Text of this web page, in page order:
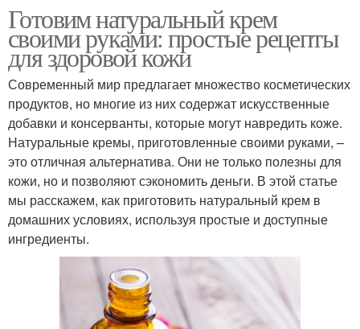
Готовим натуральный крем
своими руками: простые рецепты
для здоровой кожи
Современный мир предлагает множество косметических
продуктов, но многие из них содержат искусственные
добавки и консерванты, которые могут навредить коже.
Натуральные кремы, приготовленные своими руками, –
это отличная альтернатива. Они не только полезны для
кожи, но и позволяют сэкономить деньги. В этой статье
мы расскажем, как приготовить натуральный крем в
домашних условиях, используя простые и доступные
ингредиенты.